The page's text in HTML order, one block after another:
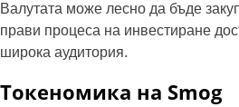
Валутата може лесно да бъде
прави процеса на инвестиране
широка аудитория.
Токеномика на Smog